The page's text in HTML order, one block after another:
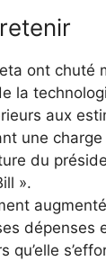
ont chuté
la
aux
une
du
».
dépenses
qu’elle